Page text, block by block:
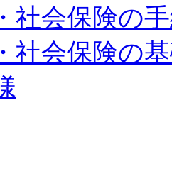
社会保険の
社会保険の